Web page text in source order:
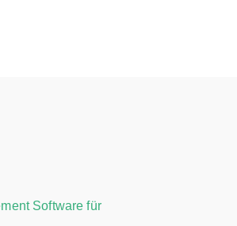
Software für